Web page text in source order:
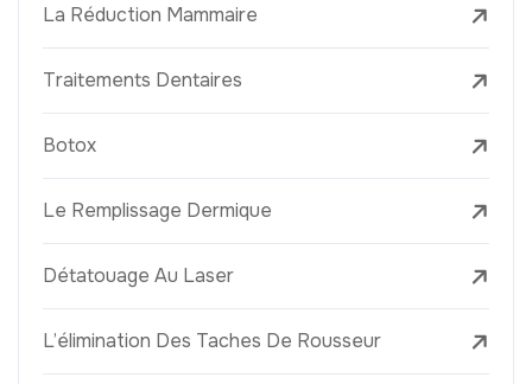
La Réduction Mammaire
Traitements Dentaires
Botox
Le Remplissage Dermique
Détatouage Au Laser
L’élimination Des Taches De Rousseur